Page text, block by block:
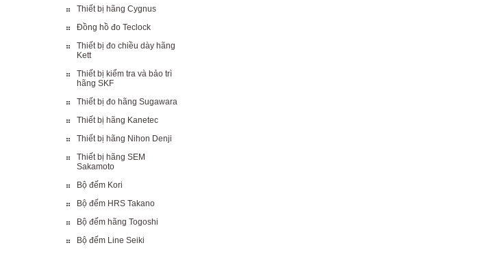
Thiết bị hãng Cygnus
Đồng hồ đo Teclock
Thiết bị đo chiều dày hãng
Kett
Thiết bị kiểm tra và bảo trì
hãng SKF
Thiết bị đo hãng Sugawara
Thiết bị hãng Kanetec
Thiết bị hãng Nihon Denji
Thiết bị hãng SEM
Sakamoto
Bộ đếm Kori
Bộ đếm HRS Takano
Bộ đếm hãng Togoshi
Bộ đếm Line Seiki